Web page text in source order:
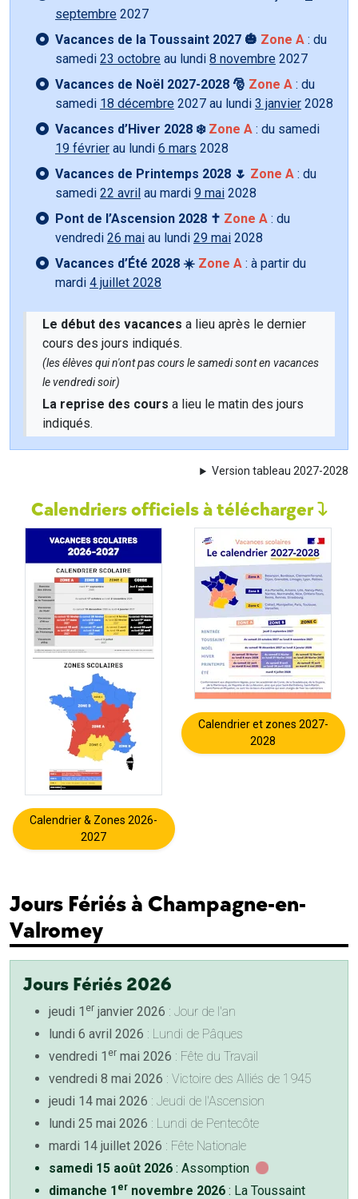
septembre 2027
Vacances de la Toussaint 2027 🎃 Zone A : du
samedi 23 octobre au lundi 8 novembre 2027
Vacances de Noël 2027-2028 🎅 Zone A : du
samedi 18 décembre 2027 au lundi 3 janvier 2028
Vacances d’Hiver 2028 ❄️ Zone A : du samedi
19 février au lundi 6 mars 2028
Vacances de Printemps 2028 🌷 Zone A : du
samedi 22 avril au mardi 9 mai 2028
Pont de l’Ascension 2028 ✝️ Zone A : du
vendredi 26 mai au lundi 29 mai 2028
Vacances d’Été 2028 ☀️ Zone A : à partir du
mardi 4 juillet 2028
Le début des vacances a lieu après le dernier
cours des jours indiqués.
(les élèves qui n'ont pas cours le samedi sont en vacances
le vendredi soir)
La reprise des cours a lieu le matin des jours
indiqués.
Version tableau 2027-2028
Calendriers officiels à télécharger
Calendrier & Zones 2026-
2027
Calendrier et zones 2027-
2028
Jours Fériés à Champagne-en-
Valromey
Jours Fériés 2026
jeudi 1 er janvier 2026 : Jour de l'an
lundi 6 avril 2026 : Lundi de Pâques
vendredi 1 er mai 2026 : Fête du Travail
vendredi 8 mai 2026 : Victoire des Alliés de 1945
jeudi 14 mai 2026 : Jeudi de l'Ascension
lundi 25 mai 2026 : Lundi de Pentecôte
mardi 14 juillet 2026 : Fête Nationale
samedi 15 août 2026 : Assomption
dimanche 1 er novembre 2026 : La Toussaint